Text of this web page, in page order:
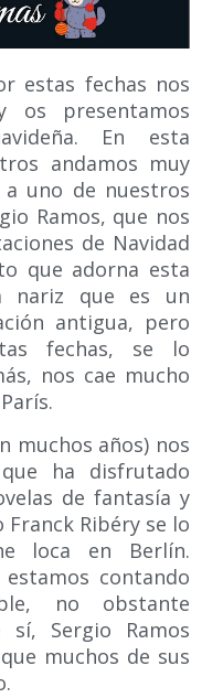
estas fechas nos
os presentamos
En esta
andamos muy
uno de nuestros
Ramos, que nos
de Navidad
que adorna esta
nariz que es un
antigua, pero
fechas, se lo
nos cae mucho
muchos años) nos
ha disfrutado
de fantasía y
Ribéry se lo
loca en Berlín.
contando
no obstante
sí, Sergio Ramos
muchos de sus